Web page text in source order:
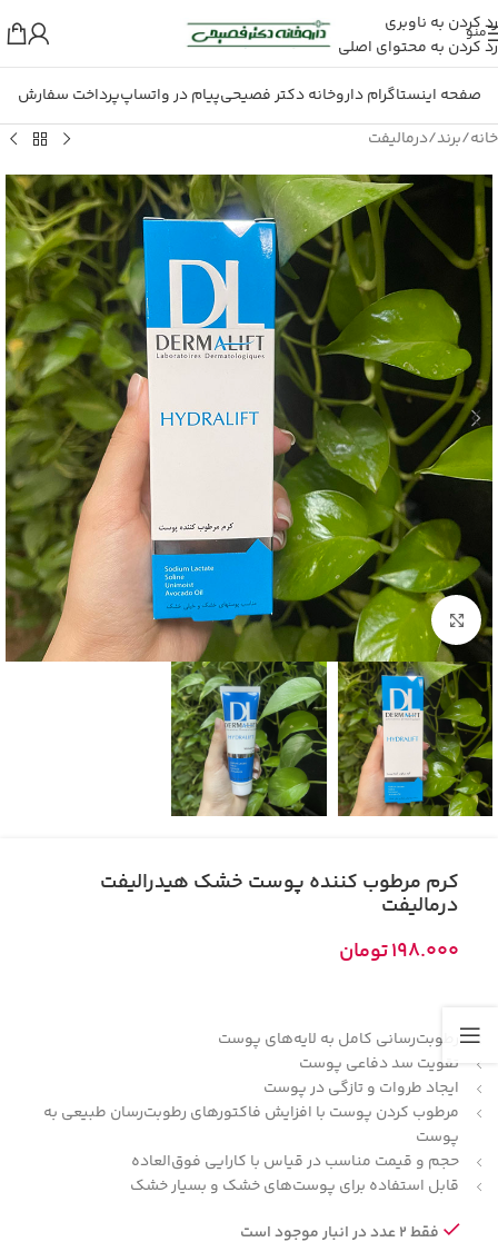
رد کردن به ناوبری
رد کردن به محتوای اصلی
منو
صفحه اینستاگرام داروخانه دکتر فصیحیپیام در واتساپپرداخت سفارش
خانه/برند/درمالیفت
بزرگنمایی تصویر
کرم مرطوب کننده پوست خشک هیدرالیفت
درمالیفت
198.000تومان
رطوبت‌رسانی کامل به لایه‌های پوست
تقویت سد دفاعی پوست
ایجاد طروات و تازگی در پوست
مرطوب کردن پوست با افزایش فاکتورهای رطوبت‌رسان طبیعی به
پوست
حجم و قیمت مناسب در قیاس با کارایی فوق‌العاده
قابل استفاده برای پوست‌های خشک و بسیار خشک
فقط 2 عدد در انبار موجود است